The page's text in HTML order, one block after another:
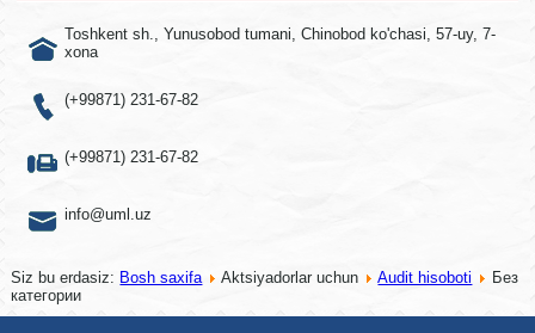
Toshkent sh., Yunusobod tumani, Chinobod ko'chasi, 57-uy, 7-
xona
(+99871) 231-67-82
(+99871) 231-67-82
info@uml.uz
Siz bu erdasiz: Bosh saxifa Aktsiyadorlar uchun Audit hisoboti
Без
категории